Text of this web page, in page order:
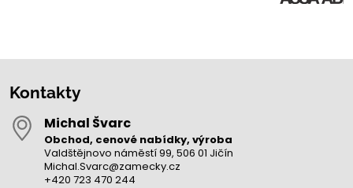
Kontakty
Michal Švarc
Obchod, cenové nabídky, výroba
Valdštějnovo náměstí 99, 506 01 Jičín
Michal.Svarc@zamecky.cz
+420 723 470 244